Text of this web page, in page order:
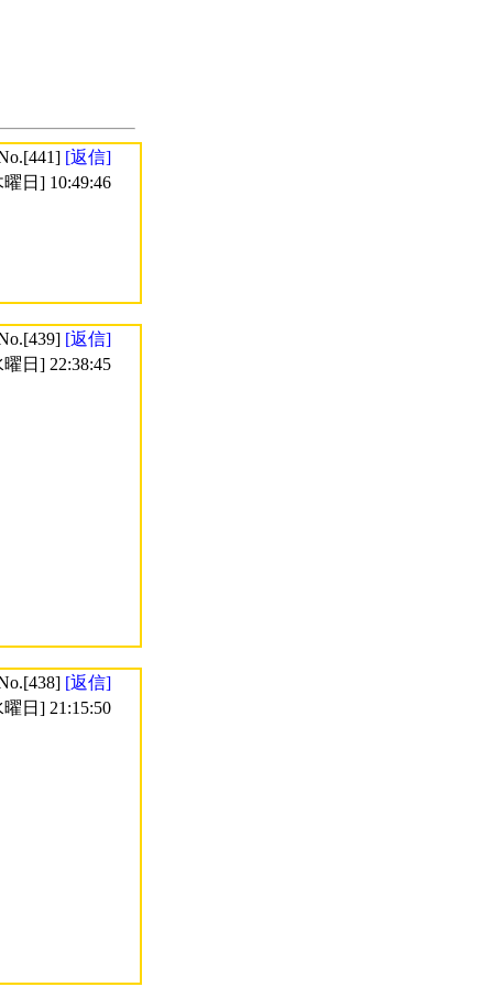
[返信]
日] 10:49:46
[返信]
日] 22:38:45
[返信]
日] 21:15:50